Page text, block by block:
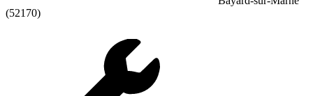
(52170)